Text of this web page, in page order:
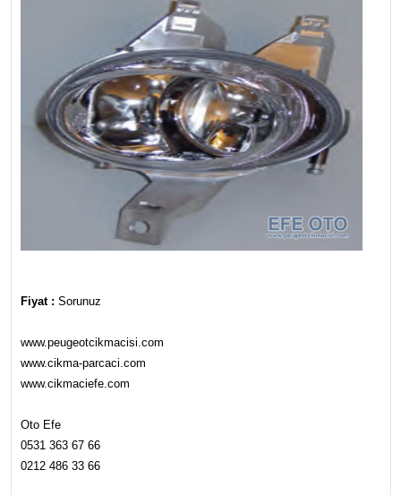
Fiyat : Sorunuz
www.peugeotcikmacisi.com
www.cikma-parcaci.com
www.cikmaciefe.com
Oto Efe
0531 363 67 66
0212 486 33 66